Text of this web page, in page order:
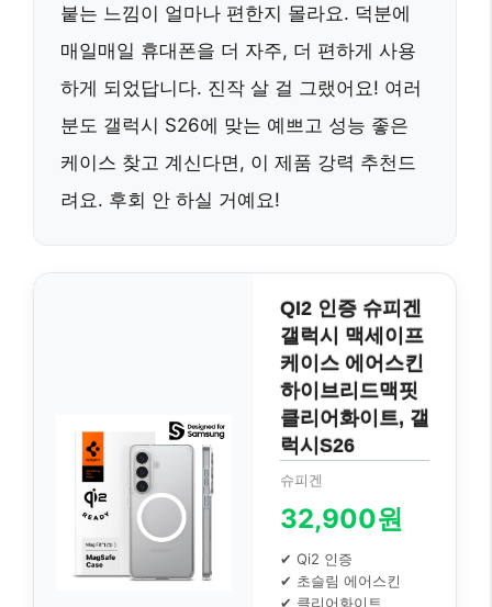
붙는 느낌이 얼마나 편한지 몰라요. 덕분에
매일매일 휴대폰을 더 자주, 더 편하게 사용
하게 되었답니다. 진작 살 걸 그랬어요! 여러
분도 갤럭시 S26에 맞는 예쁘고 성능 좋은
케이스 찾고 계신다면, 이 제품 강력 추천드
려요. 후회 안 하실 거예요!
QI2 인증 슈피겐
갤럭시 맥세이프
케이스 에어스킨
하이브리드맥핏
클리어화이트, 갤
럭시S26
슈피겐
32,900원
✔ Qi2 인증
✔ 초슬림 에어스킨
✔ 클리어화이트